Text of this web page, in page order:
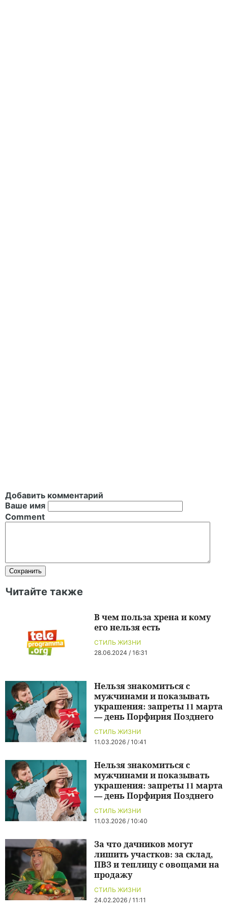
Добавить комментарий
Ваше имя
Comment
Читайте также
СТИЛЬ ЖИЗНИ
28.06.2024 / 16:31
В чем польза хрена и кому
его нельзя есть
СТИЛЬ ЖИЗНИ
11.03.2026 / 10:41
Нельзя знакомиться с
мужчинами и показывать
украшения: запреты 11 марта
— день Порфирия Позднего
СТИЛЬ ЖИЗНИ
11.03.2026 / 10:40
Нельзя знакомиться с
мужчинами и показывать
украшения: запреты 11 марта
— день Порфирия Позднего
СТИЛЬ ЖИЗНИ
24.02.2026 / 11:11
За что дачников могут
лишить участков: за склад,
ПВЗ и теплицу с овощами на
продажу